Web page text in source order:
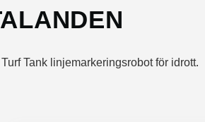
Tank linjemarkeringsrobot för idrott.